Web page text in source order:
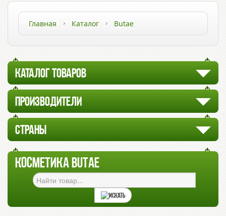
Главная Каталог Butae
КАТАЛОГ ТОВАРОВ
ПРОИЗВОДИТЕЛИ
СТРАНЫ
КОСМЕТИКА BUTAE